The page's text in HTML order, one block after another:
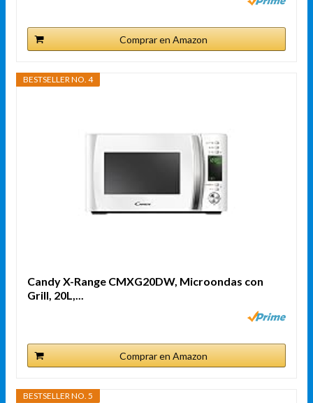
Comprar en Amazon
BESTSELLER NO. 4
Candy X-Range CMXG20DW, Microondas con
Grill, 20L,...
Comprar en Amazon
BESTSELLER NO. 5